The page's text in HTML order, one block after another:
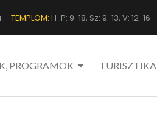
TEMPLOM: H-P: 9-18, Sz: 9-13, V: 12-16
PROGRAMOK TURISZTIKA